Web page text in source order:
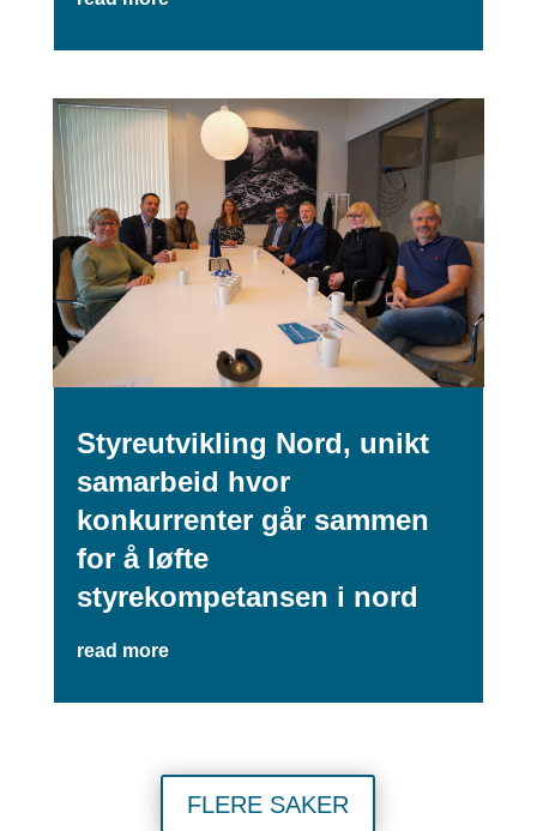
Styreutvikling Nord, unikt
samarbeid hvor
konkurrenter går sammen
for å løfte
styrekompetansen i nord
read more
FLERE SAKER